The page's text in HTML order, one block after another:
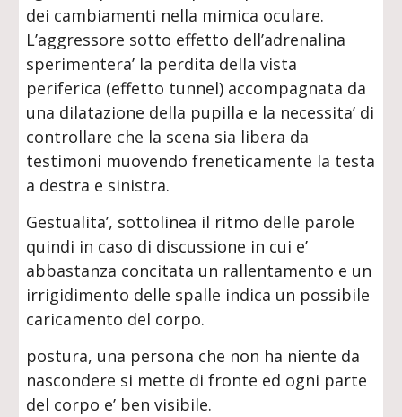
dei cambiamenti nella mimica oculare.
L’aggressore sotto effetto dell’adrenalina
sperimentera’ la perdita della vista
periferica (effetto tunnel) accompagnata da
una dilatazione della pupilla e la necessita’ di
controllare che la scena sia libera da
testimoni muovendo freneticamente la testa
a destra e sinistra.
Gestualita’, sottolinea il ritmo delle parole
quindi in caso di discussione in cui e’
abbastanza concitata un rallentamento e un
irrigidimento delle spalle indica un possibile
caricamento del corpo.
postura, una persona che non ha niente da
nascondere si mette di fronte ed ogni parte
del corpo e’ ben visibile.